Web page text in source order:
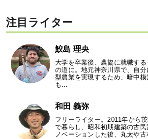
注目ライター
鮫島 理央
大学を卒業後、農協に就職す
の道に。地元神奈川県で、自
型農業を実現するため、暗中模
も…
和田 義弥
フリーライター。2011年から
で暮らし、昭和初期建築の古民
ノベーションした後、丸太や